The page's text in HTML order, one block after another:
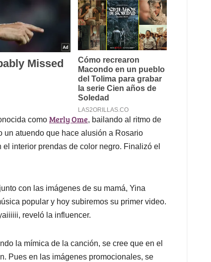
como Merly Ome, bailando al ritmo de
un atuendo que hace alusión a Rosario
interior prendas de color negro. Finalizó el
con las imágenes de su mamá, Yina
popular y hoy subiremos su primer video.
reveló la influencer.
la mímica de la canción, se cree que en el
Pues en las imágenes promocionales, se